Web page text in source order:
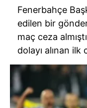
Fenerbahçe
edilen bir
maç ceza
dolayı alınan